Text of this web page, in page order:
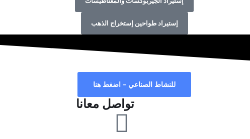
إستيراد طواحين إستخراج الذهب
للنشاط الصناعي - اضغط هنا
تواصل معانا